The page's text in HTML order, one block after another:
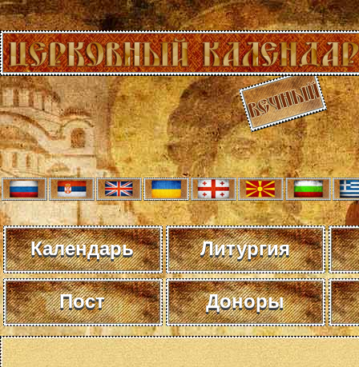
Календарь Литургия
Пост Доноры